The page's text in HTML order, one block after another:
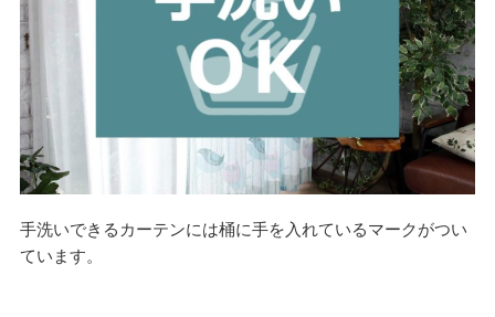
手洗いできるカーテンには桶に手を入れているマークがつい
ています。